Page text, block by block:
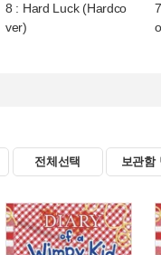
8 : Hard Luck (Hardco
ver)
전체선택 보관함